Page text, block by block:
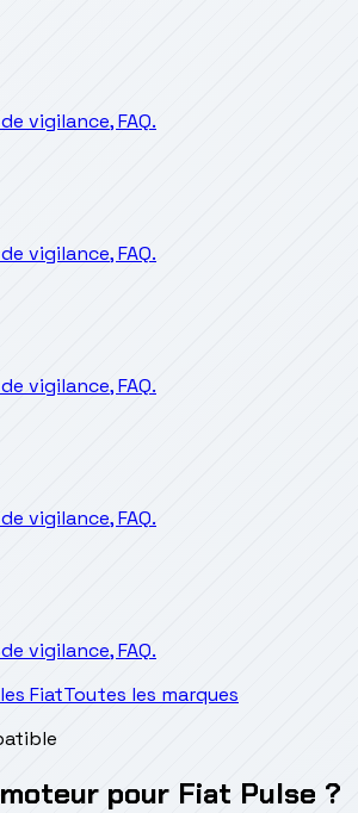
vigilance, FAQ.
vigilance, FAQ.
vigilance, FAQ.
vigilance, FAQ.
vigilance, FAQ.
FiatToutes les marques
pour Fiat Pulse ?